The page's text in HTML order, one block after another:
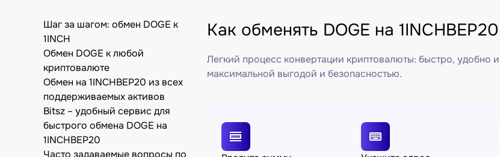
Шаг за шагом: обмен DOGE к
1INCH
Обмен DOGE к любой
криптовалюте
Обмен на 1INCHBEP20 из всех
поддерживаемых активов
Bitsz – удобный сервис для
быстрого обмена DOGE на
1INCHBEP20
Часто задаваемые вопросы по
Как обменять DOGE на
Легкий процесс конвертации криптовалюты: быстро,
максимальной выгодой и безопасностью.